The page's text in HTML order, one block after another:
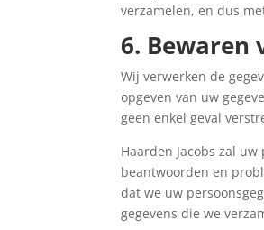
verzamelen, en dus
6. Bewaren
Wij verwerken de
opgeven van uw
geen enkel geval
Haarden Jacobs zal
beantwoorden en
dat we uw
gegevens die we